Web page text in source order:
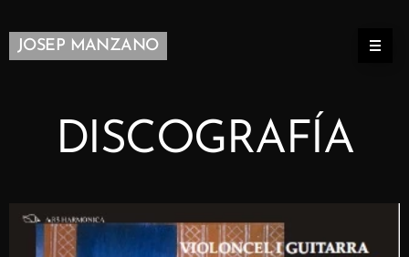
JOSEP MANZANO
DISCOGRAFÍA